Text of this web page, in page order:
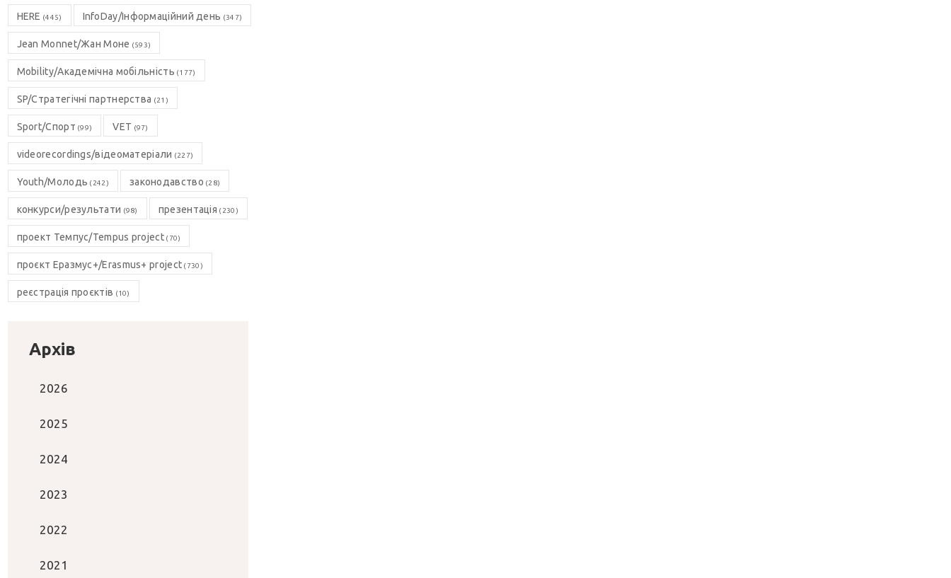
HERE (445) InfoDay/Інформаційний день (347)
Jean Monnet/Жан Моне (593)
Mobility/Академічна мобільність (177)
SP/Стратегічні партнерства (21)
Sport/Спорт (99) VET (97)
videorecordings/відеоматеріали (227)
Youth/Молодь (242) законодавство (28)
конкурси/результати (98) презентація (230)
проект Темпус/Tempus project(70)
проєкт Еразмус+/Erasmus+ project (730)
реєстрація проєктів (10)
Архів
2026
2025
2024
2023
2022
2021